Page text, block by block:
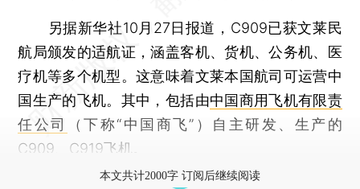
另据新华社10月27日报道，C909已获文莱民
航局颁发的适航证，涵盖客机、货机、公务机、医
疗机等多个机型。这意味着文莱本国航司可运营中
国生产的飞机。其中，包括由中国商用飞机有限责
任公司
（下称“中国商飞”）自主研发、生产的
C909、C919飞机。
本文共计2000字 订阅后继续阅读